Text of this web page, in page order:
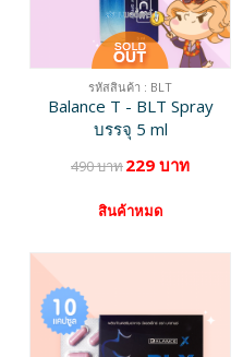
รหัสสินค้า : BLT
Balance T - BLT Spray
บรรจุ 5 ml
490 บาท229 บาท
สินค้าหมด